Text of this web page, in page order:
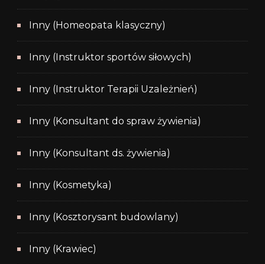
Inny (Homeopata klasyczny)
Inny (Instruktor sportów siłowych)
Inny (Instruktor Terapii Uzależnień)
Inny (Konsultant do spraw żywienia)
Inny (Konsultant ds. żywienia)
Inny (Kosmetyka)
Inny (Kosztorysant budowlany)
Inny (Krawiec)